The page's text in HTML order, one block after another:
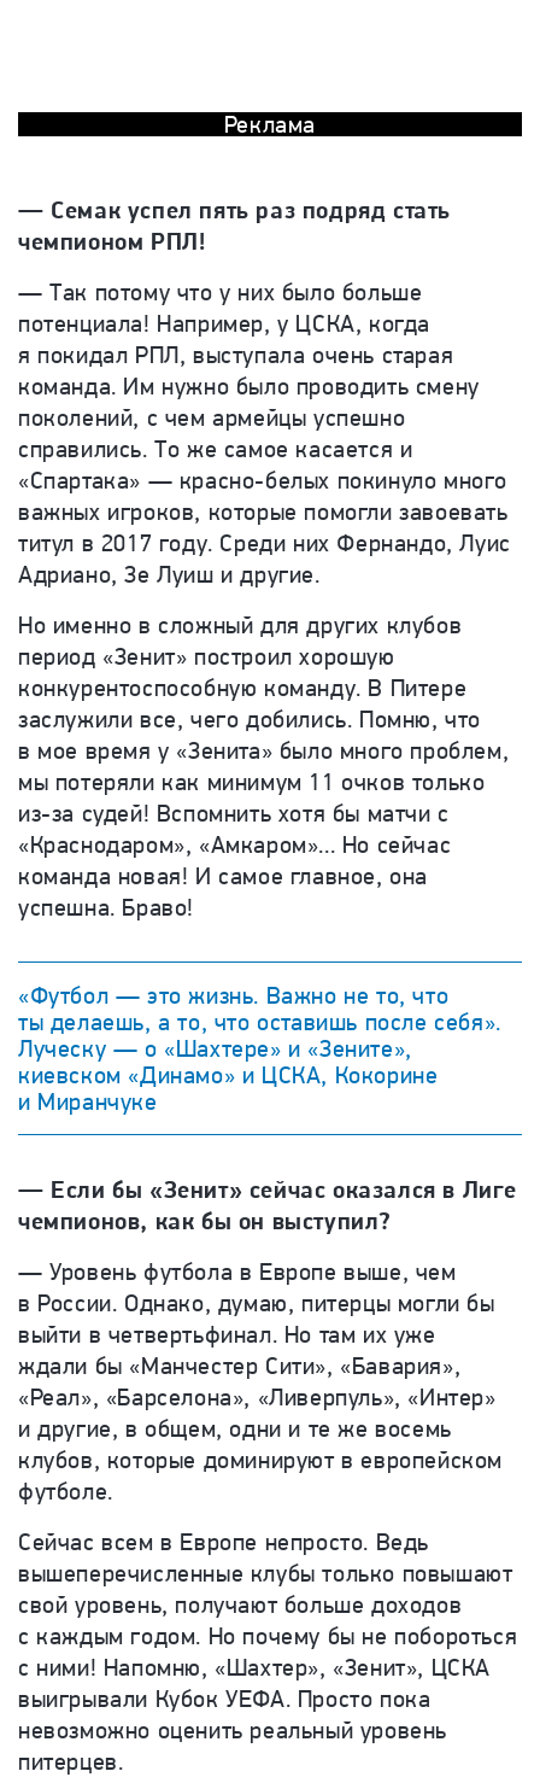
Реклама
— Семак успел пять раз подряд стать
чемпионом РПЛ!
—Так потому что у них было больше
потенциала! Например, у ЦСКА, когда
я покидал РПЛ, выступала очень старая
команда. Им нужно было проводить смену
поколений, с чем армейцы успешно
справились. То же самое касается и
«Спартака» — красно-белых покинуло много
важных игроков, которые помогли завоевать
титул в 2017 году. Среди них Фернандо, Луис
Адриано, Зе Луиш и другие.
Но именно в сложный для других клубов
период «Зенит» построил хорошую
конкурентоспособную команду. В Питере
заслужили все, чего добились. Помню, что
в мое время у «Зенита» было много проблем,
мы потеряли как минимум 11 очков только
из-за судей! Вспомнить хотя бы матчи с
«Краснодаром», «Амкаром»... Но сейчас
команда новая! И самое главное, она
успешна. Браво!
«Футбол — это жизнь. Важно не то, что
ты делаешь, а то, что оставишь после себя».
Луческу — о «Шахтере» и «Зените»,
киевском «Динамо» и ЦСКА, Кокорине
и Миранчуке
— Если бы «Зенит» сейчас оказался в Лиге
чемпионов, как бы он выступил?
—Уровень футбола в Европе выше, чем
в России. Однако, думаю, питерцы могли бы
выйти в четвертьфинал. Но там их уже
ждали бы «Манчестер Сити», «Бавария»,
«Реал», «Барселона», «Ливерпуль», «Интер»
и другие, в общем, одни и те же восемь
клубов, которые доминируют в европейском
футболе.
Сейчас всем в Европе непросто. Ведь
вышеперечисленные клубы только повышают
свой уровень, получают больше доходов
с каждым годом. Но почему бы не побороться
с ними! Напомню, «Шахтер», «Зенит», ЦСКА
выигрывали Кубок УЕФА. Просто пока
невозможно оценить реальный уровень
питерцев.